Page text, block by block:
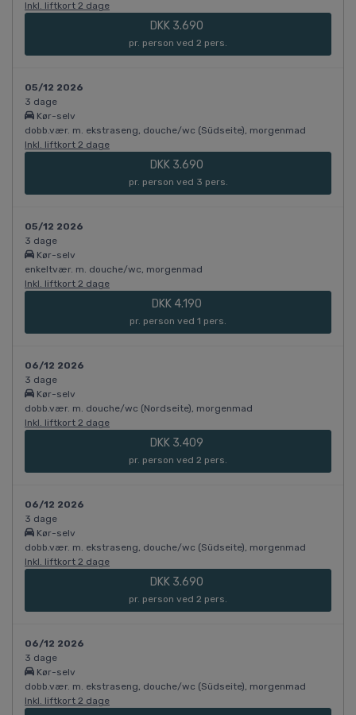
Inkl. liftkort 2 dage
DKK 3.690
pr. person ved 2 pers.
05/12 2026
3 dage
Kør-selv
dobb.vær. m. ekstraseng, douche/wc (Südseite), morgenmad
Inkl. liftkort 2 dage
DKK 3.690
pr. person ved 3 pers.
05/12 2026
3 dage
Kør-selv
enkeltvær. m. douche/wc, morgenmad
Inkl. liftkort 2 dage
DKK 4.190
pr. person ved 1 pers.
06/12 2026
3 dage
Kør-selv
dobb.vær. m. douche/wc (Nordseite), morgenmad
Inkl. liftkort 2 dage
DKK 3.409
pr. person ved 2 pers.
06/12 2026
3 dage
Kør-selv
dobb.vær. m. ekstraseng, douche/wc (Südseite), morgenmad
Inkl. liftkort 2 dage
DKK 3.690
pr. person ved 2 pers.
06/12 2026
3 dage
Kør-selv
dobb.vær. m. ekstraseng, douche/wc (Südseite), morgenmad
Inkl. liftkort 2 dage